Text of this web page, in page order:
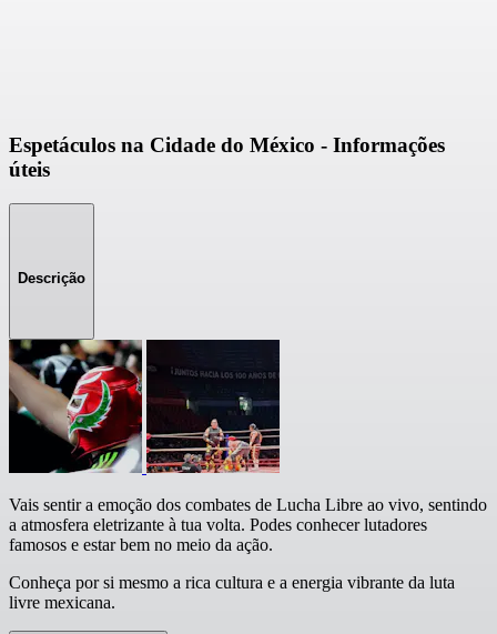
Espetáculos na Cidade do México - Informações
úteis
Descrição
Vais sentir a emoção dos combates de Lucha Libre ao vivo, sentindo
a atmosfera eletrizante à tua volta. Podes conhecer lutadores
famosos e estar bem no meio da ação.
Conheça por si mesmo a rica cultura e a energia vibrante da luta
livre mexicana.